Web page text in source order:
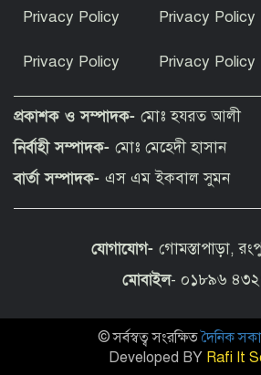
মাসের কারাদণ্ড
সচিবালয় ঘেরাও
আটকে দিলো পুলিশ
রাষ্ট্রপতি নির্বাচন
জুলাই যোদ্ধাদের
আয়োজন,ক্ষোভ ও
Privacy Policy Privacy Policy
Privacy Policy Privacy Policy
প্রকাশক ও সম্পাদক- মোঃ হযরত আলী
নির্বাহী সম্পাদক- মোঃ মেহেদী হাসান
বার্তা সম্পাদক- এস এম ইকবাল সুমন
যোগাযোগ- গোমস্তাপাড়া,
মোবাইল- ০১৮৯৬
© সর্বস্বত্ব সংরক্ষিতদৈনিক
Developed BY Rafi It